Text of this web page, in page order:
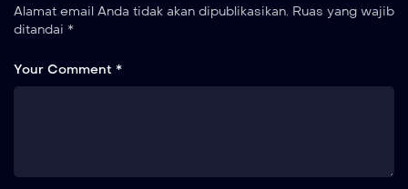
Alamat email Anda tidak akan dipublikasikan. Ruas yang wajib
ditandai *
Your Comment *